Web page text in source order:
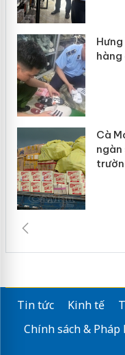
hàng
Cà
ngàn
Tin tức Kinh tế
Chính sách & Pháp